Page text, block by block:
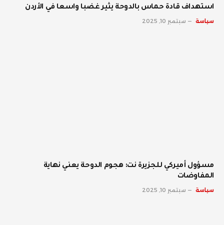
استهداف قادة حماس بالدوحة يثير غضبا واسعا في الأردن
سياسة سبتمبر 10, 2025
مسؤول أميركي للجزيرة نت: هجوم الدوحة يعني نهاية
المفاوضات
سياسة سبتمبر 10, 2025